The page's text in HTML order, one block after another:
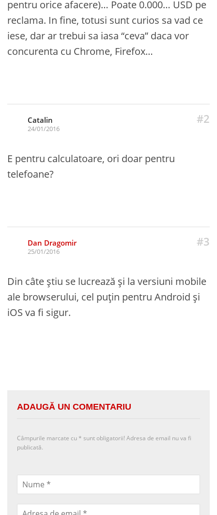
pentru orice afacere)… Poate 0.000… USD pe
reclama. In fine, totusi sunt curios sa vad ce
iese, dar ar trebui sa iasa “ceva” daca vor
concurenta cu Chrome, Firefox…
#2
Catalin
24/01/2016
E pentru calculatoare, ori doar pentru
telefoane?
#3
Dan Dragomir
25/01/2016
Din câte știu se lucrează și la versiuni mobile
ale browserului, cel puțin pentru Android și
iOS va fi sigur.
ADAUGĂ UN COMENTARIU
Câmpurile marcate cu * sunt obligatorii! Adresa de email nu va fi
publicată.